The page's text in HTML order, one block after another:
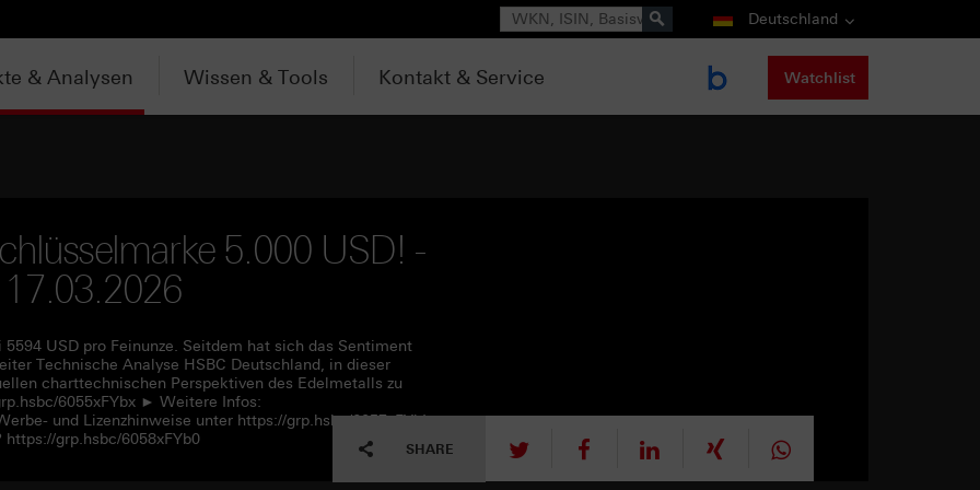
Suche Deutschland
& Analysen Wissen & Tools Kontakt & Service Watchlist
5.000 USD! -
17.03.2026
USD pro Feinunze. Seitdem hat sich das Sentiment
Technische Analyse HSBC Deutschland, in dieser
charttechnischen Perspektiven des Edelmetalls zu
6055xFYbx ► Weitere Infos:
und Lizenzhinweise unter https://grp.hsbc/6057xFYbL
grp.hsbc/6058xFYb0
SHARE tweet mitteilen